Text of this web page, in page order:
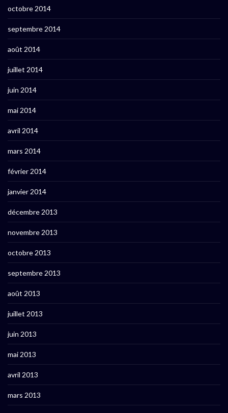
octobre 2014
septembre 2014
août 2014
juillet 2014
juin 2014
mai 2014
avril 2014
mars 2014
février 2014
janvier 2014
décembre 2013
novembre 2013
octobre 2013
septembre 2013
août 2013
juillet 2013
juin 2013
mai 2013
avril 2013
mars 2013